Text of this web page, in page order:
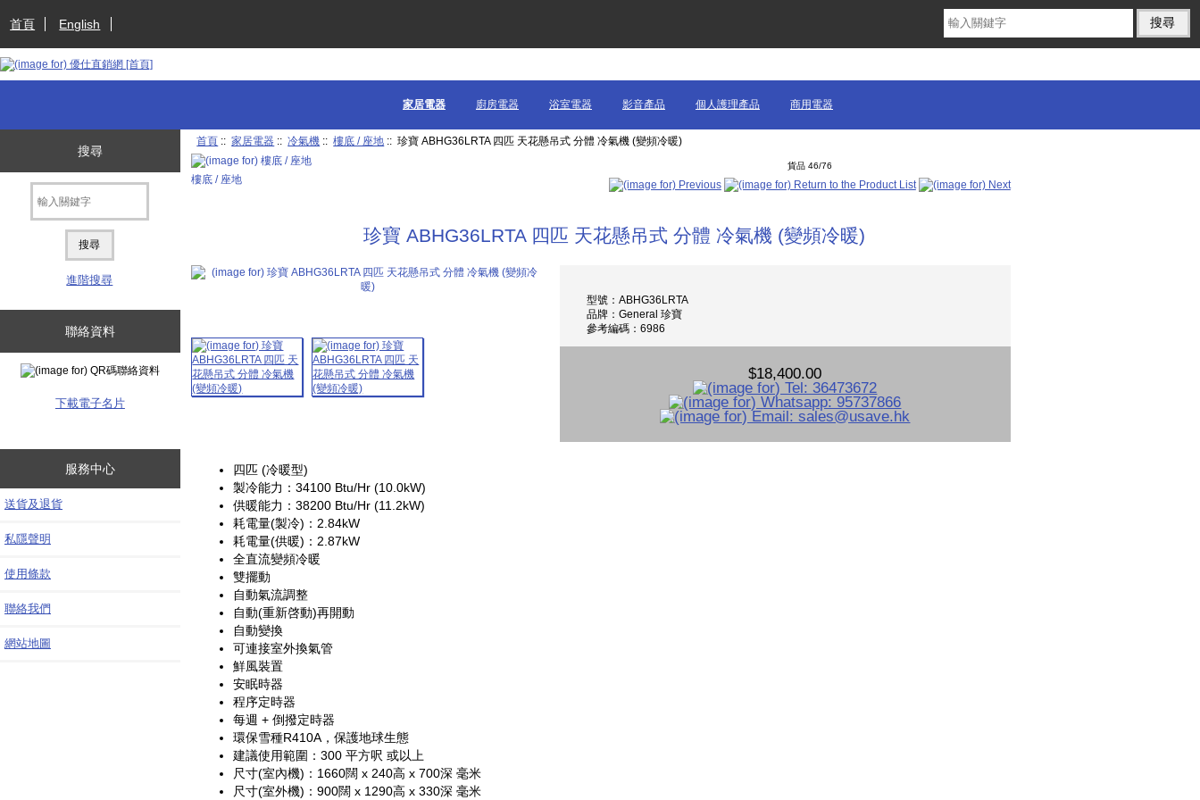
首頁 English
家居電器 廚房電器 浴室電器 影音產品 個人護理產品 商用電器
搜尋
進階搜尋
聯絡資料
下載電子名片
服務中心
送貨及退貨
私隱聲明
使用條款
聯絡我們
網站地圖
首頁 ::家居電器 ::冷氣機 ::樓底 / 座地 :: 珍寶 ABHG36LRTA 四匹 天花懸吊式 分體 冷氣機 (變頻冷暖)
樓底 / 座地
貨品 46/76
珍寶 ABHG36LRTA 四匹 天花懸吊式 分體 冷氣機 (變頻冷暖)
型號：ABHG36LRTA
品牌：General 珍寶
參考編碼：6986
$18,400.00
四匹 (冷暖型)
製冷能力：34100 Btu/Hr (10.0kW)
供暖能力：38200 Btu/Hr (11.2kW)
耗電量(製冷)：2.84kW
耗電量(供暖)：2.87kW
全直流變頻冷暖
雙擺動
自動氣流調整
自動(重新啓動)再開動
自動變換
可連接室外換氣管
鮮風裝置
安眠時器
程序定時器
每週 + 倒撥定時器
環保雪種R410A，保護地球生態
建議使用範圍：300 平方呎 或以上
尺寸(室內機)：1660闊 x 240高 x 700深 毫米
尺寸(室外機)：900闊 x 1290高 x 330深 毫米